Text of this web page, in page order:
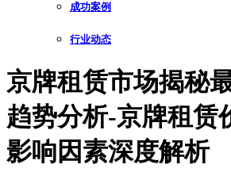
成功案例
行业动态
京牌租赁市场揭秘
趋势分析-京牌租赁
影响因素深度解析